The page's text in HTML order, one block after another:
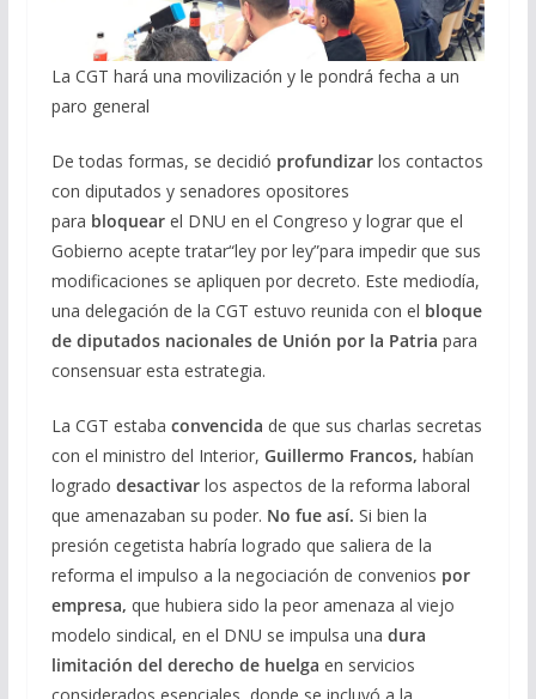
La CGT hará una movilización y le pondrá fecha a un
paro general
De todas formas, se decidió profundizar los contactos
con diputados y senadores opositores
para bloquear el DNU en el Congreso y lograr que el
Gobierno acepte tratar“ley por ley”para impedir que sus
modificaciones se apliquen por decreto. Este mediodía,
una delegación de la CGT estuvo reunida con el bloque
de diputados nacionales de Unión por la Patria para
consensuar esta estrategia.
La CGT estaba convencida de que sus charlas secretas
con el ministro del Interior, Guillermo Francos, habían
logrado desactivar los aspectos de la reforma laboral
que amenazaban su poder. No fue así. Si bien la
presión cegetista habría logrado que saliera de la
reforma el impulso a la negociación de convenios por
empresa, que hubiera sido la peor amenaza al viejo
modelo sindical, en el DNU se impulsa una dura
limitación del derecho de huelga en servicios